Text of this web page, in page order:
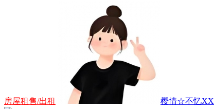
房屋租售/出租 樱情☆不忆XX